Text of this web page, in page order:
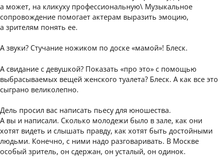
а может, на кликуху профессиональную\ Музыкальное
сопровождение помогает актерам выразить эмоцию,
а зрителям понять ее.
А звуки? Стучание ножиком по доске «мамой»! Блеск.
А свидание с девушкой? Показать «про это» с помощью
выбрасываемых вещей женского туалета? Блеск. А как все это
сыграно великолепно.
Дель просил вас написать пьесу для юношества.
А вы и написали. Сколько молодежи было в зале, как они
хотят видеть и слышать правду, как хотят быть достойными
людьми. Конечно, с ними надо разговаривать. В Москве
особый зритель, он сдержан, он усталый, он одинок.